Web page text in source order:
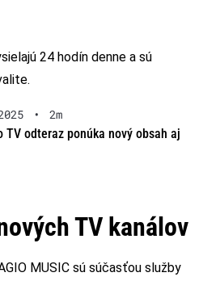
24 hodín denne a sú
•
2m
TV odteraz ponúka nový obsah aj
TV kanálov
MUSIC sú súčasťou služby